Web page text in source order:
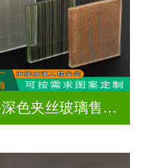
绍兴深色夹丝玻璃售价多少